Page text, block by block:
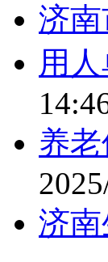
济
用
养
济